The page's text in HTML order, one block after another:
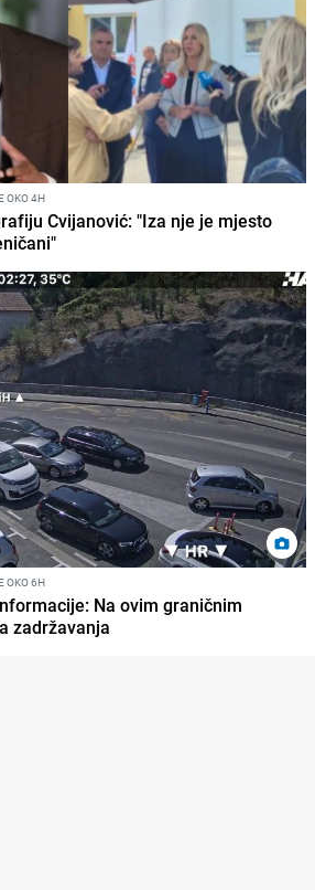
OKO 4H
Cvijanović: "Iza nje je mjesto
OKO 6H
Na ovim graničnim
zadržavanja